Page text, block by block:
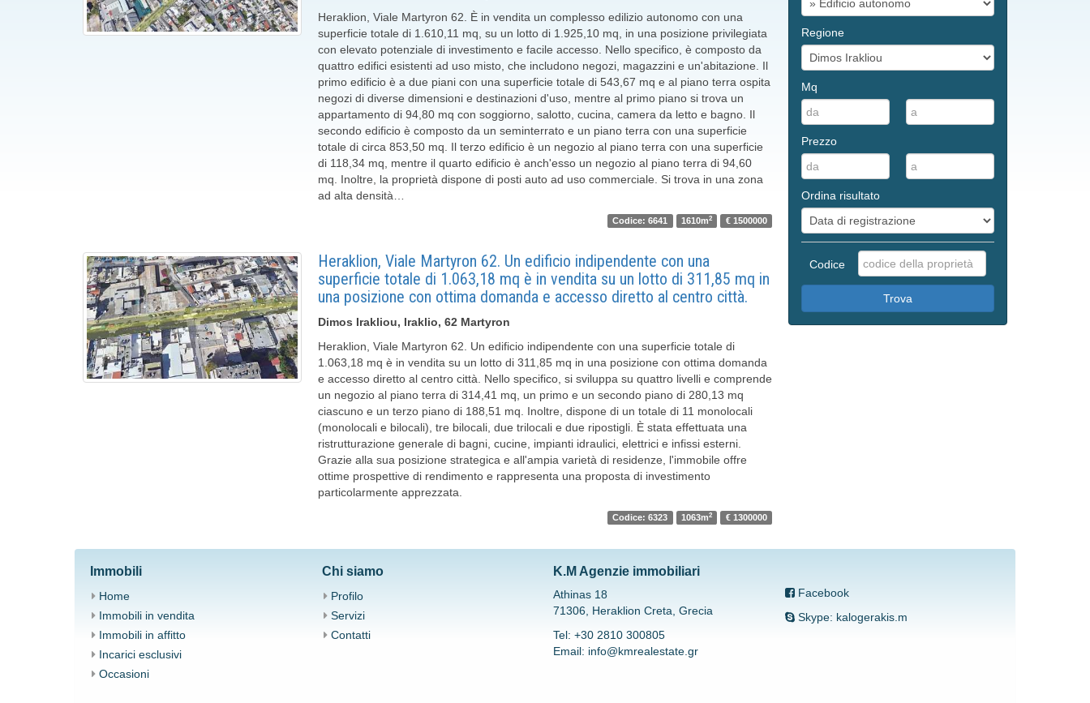
Heraklion, Viale Martyron 62. È in vendita un complesso edilizio autonomo con una
superficie totale di 1.610,11 mq, su un lotto di 1.925,10 mq, in una posizione privilegiata
con elevato potenziale di investimento e facile accesso. Nello specifico, è composto da
quattro edifici esistenti ad uso misto, che includono negozi, magazzini e un'abitazione. Il
primo edificio è a due piani con una superficie totale di 543,67 mq e al piano terra ospita
negozi di diverse dimensioni e destinazioni d'uso, mentre al primo piano si trova un
appartamento di 94,80 mq con soggiorno, salotto, cucina, camera da letto e bagno. Il
secondo edificio è composto da un seminterrato e un piano terra con una superficie
totale di circa 853,50 mq. Il terzo edificio è un negozio al piano terra con una superficie
di 118,34 mq, mentre il quarto edificio è anch'esso un negozio al piano terra di 94,60
mq. Inoltre, la proprietà dispone di posti auto ad uso commerciale. Si trova in una zona
ad alta densità…
Codice: 6641 1610m2 € 1500000
Heraklion, Viale Martyron 62. Un edificio indipendente con una
superficie totale di 1.063,18 mq è in vendita su un lotto di 311,85 mq in
una posizione con ottima domanda e accesso diretto al centro città.
Dimos Irakliou, Iraklio, 62 Martyron
Heraklion, Viale Martyron 62. Un edificio indipendente con una superficie totale di
1.063,18 mq è in vendita su un lotto di 311,85 mq in una posizione con ottima domanda
e accesso diretto al centro città. Nello specifico, si sviluppa su quattro livelli e comprende
un negozio al piano terra di 314,41 mq, un primo e un secondo piano di 280,13 mq
ciascuno e un terzo piano di 188,51 mq. Inoltre, dispone di un totale di 11 monolocali
(monolocali e bilocali), tre bilocali, due trilocali e due ripostigli. È stata effettuata una
ristrutturazione generale di bagni, cucine, impianti idraulici, elettrici e infissi esterni.
Grazie alla sua posizione strategica e all'ampia varietà di residenze, l'immobile offre
ottime prospettive di rendimento e rappresenta una proposta di investimento
particolarmente apprezzata.
Codice: 6323 1063m2 € 1300000
Regione
Mq
Prezzo
Ordina risultato
Codice
Trova
Immobili
Home
Immobili in vendita
Immobili in affitto
Ιncarici esclusivi
Occasioni
Chi siamo
Profilo
Servizi
Contatti
K.M Agenzie immobiliari
Athinas 18
71306, Heraklion Creta, Grecia
Tel: +30 2810 300805
Email: info@kmrealestate.gr
Facebook
Skype: kalogerakis.m